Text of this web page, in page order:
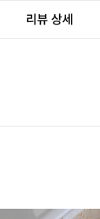
리뷰 상세